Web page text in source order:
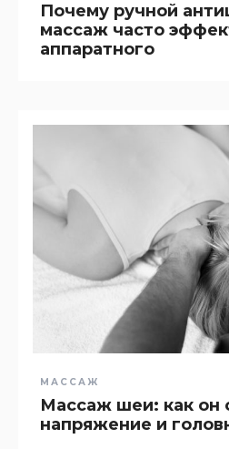
Почему ручной
массаж часто
аппаратного
МАССАЖ
Массаж шеи: как он
напряжение и